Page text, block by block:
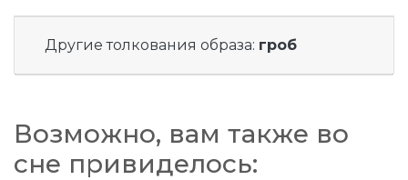
Другие толкования образа: гроб
Возможно, вам также во
сне привиделось: